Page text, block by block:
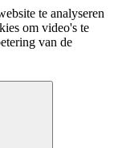
te analyseren
om video's te
van de